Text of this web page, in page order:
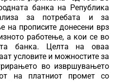
банка на Република
за потребата и за
на прописите донесени врз
работење, а кои се во
банка. Целта на оваа
условите и можностите за
во извршувањето
на платниот промет со